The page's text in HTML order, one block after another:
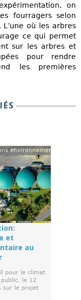
on
fourragers selon
où les arbres
ce qui permet
sur les arbres et
pour rendre
les premières
environnementales
et
au
pour le climat
public, le 12
sur le projet